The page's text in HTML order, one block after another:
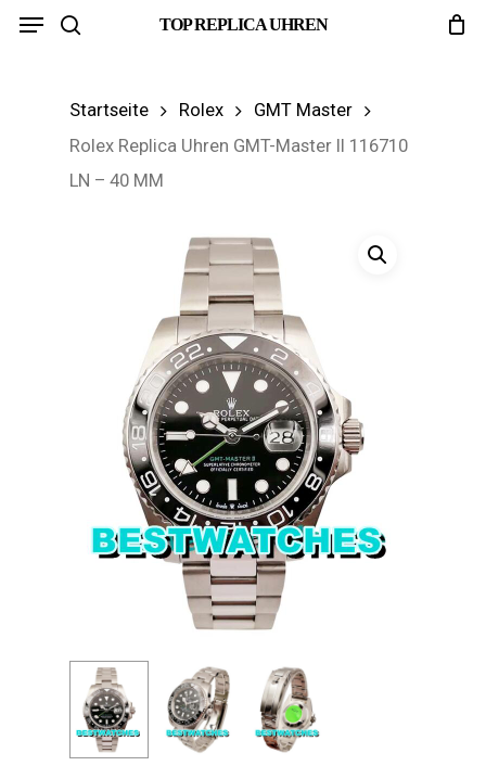
Skip
TOP REPLICA UHREN
Menu
Startseite Rolex
GMT Master
Rolex Replica Uhren GMT-Master II 116710
LN – 40 MM